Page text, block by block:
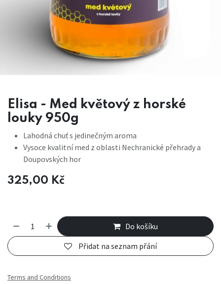
Elisa - Med květový z horské
louky 950g
Lahodná chuť s jedinečným aroma
Vysoce kvalitní med z oblasti Nechranické přehrady a
Doupovských hor
325,00 Kč
Do košíku
Přidat na seznam přání
Terms and Conditions